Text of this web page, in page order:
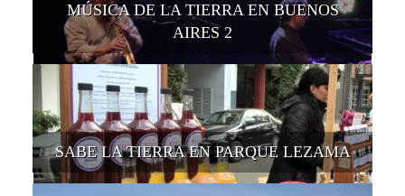
MÚSICA DE LA TIERRA EN BUENOS
AIRES 2
SABE LA TIERRA EN PARQUE LEZAMA